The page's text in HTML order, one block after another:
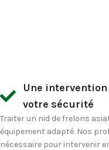
Une
votre sécurité
Traiter un nid de frelons
équipement adapté. Nos
nécessaire pour intervenir